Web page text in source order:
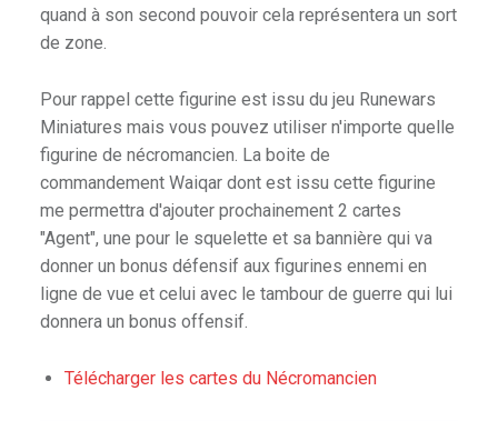
B
B
.
quand à son second pouvoir cela représentera un sort
de zone.
Pour rappel cette figurine est issu du jeu Runewars
Miniatures mais vous pouvez utiliser n'importe quelle
figurine de nécromancien. La boite de
commandement Waiqar dont est issu cette figurine
me permettra d'ajouter prochainement 2 cartes
"Agent", une pour le squelette et sa bannière qui va
donner un bonus défensif aux figurines ennemi en
ligne de vue et celui avec le tambour de guerre qui lui
donnera un bonus offensif.
Télécharger les cartes du Nécromancien